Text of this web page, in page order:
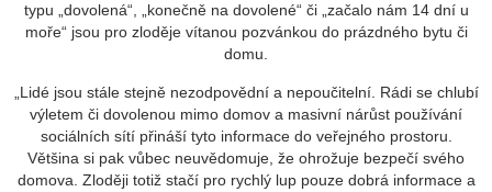
typu „dovolená“, „konečně na dovolené“ či „začalo nám 14 dní u
moře“ jsou pro zloděje vítanou pozvánkou do prázdného bytu či
domu.
„Lidé jsou stále stejně nezodpovědní a nepoučitelní. Rádi se chlubí
výletem či dovolenou mimo domov a masivní nárůst používání
sociálních sítí přináší tyto informace do veřejného prostoru.
Většina si pak vůbec neuvědomuje, že ohrožuje bezpečí svého
domova. Zloději totiž stačí pro rychlý lup pouze dobrá informace a